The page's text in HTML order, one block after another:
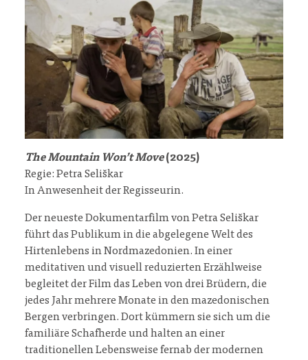
The Mountain Won’t Move(2025)
Regie: Petra Seliškar
In Anwesenheit der Regisseurin.
Der neueste Dokumentarfilm von Petra Seliškar
führt das Publikum in die abgelegene Welt des
Hirtenlebens in Nordmazedonien. In einer
meditativen und visuell reduzierten Erzählweise
begleitet der Film das Leben von drei Brüdern, die
jedes Jahr mehrere Monate in den mazedonischen
Bergen verbringen. Dort kümmern sie sich um die
familiäre Schafherde und halten an einer
traditionellen Lebensweise fernab der modernen